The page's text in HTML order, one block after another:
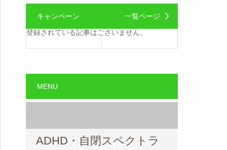
キャンペーン
一覧ページ
登録されている記事はございません。
MENU
ADHD・自閉スペクトラ